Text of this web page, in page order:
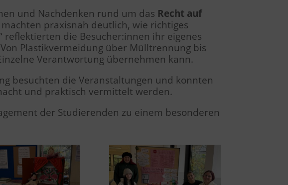
und Nachdenken rund um das Recht auf
praxisnah deutlich, wie richtiges
reflektierten die Besucher:innen ihr eigenes
Plastikvermeidung über Mülltrennung bis
Verantwortung übernehmen kann.
besuchten die Veranstaltungen und konnten
und praktisch vermittelt werden.
der Studierenden zu einem besonderen